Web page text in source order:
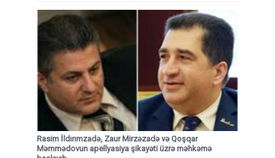
Rasim İldırımzadə, Zaur Mirzəzadə və Qoşqar
Məmmədovun apellyasiya şikayəti üzrə məhkəmə